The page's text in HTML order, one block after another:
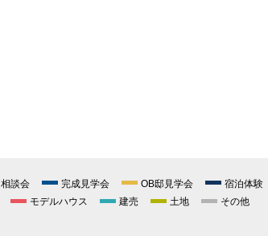
相談会 完成見学会 OB邸見学会 宿泊体験
モデルハウス 建売 土地 その他